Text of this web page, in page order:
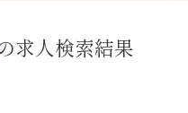
求人検索結果